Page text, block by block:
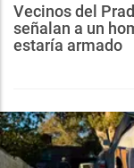
Vecinos del
señalan a un
estaría armado